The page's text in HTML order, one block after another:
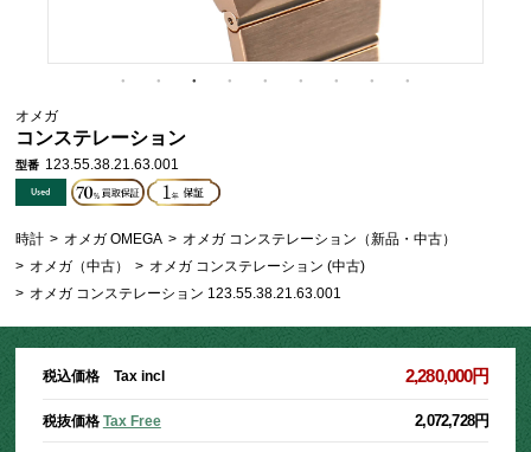
オメガ
コンステレーション
型番 123.55.38.21.63.001
時計 > オメガ OMEGA > オメガ コンステレーション（新品・中古）
> オメガ（中古） > オメガ コンステレーション (中古)
> オメガ コンステレーション 123.55.38.21.63.001
税込価格 Tax incl 2,280,000円
税抜価格 Tax Free 2,072,728円